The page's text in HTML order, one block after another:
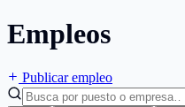
Empleos
Publicar empleo